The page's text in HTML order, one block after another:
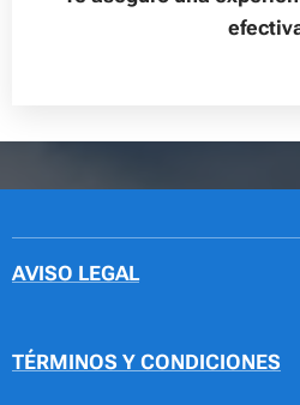
AVISO LEGAL
TÉRMINOS Y CONDICIONES